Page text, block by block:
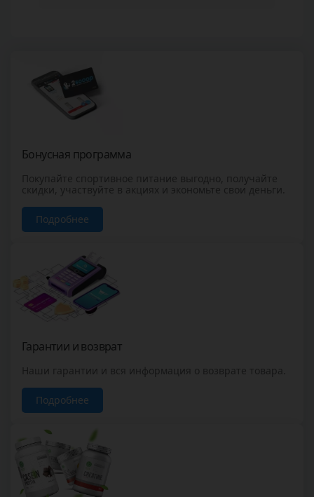
Бонусная программа
Покупайте спортивное питание выгодно, получайте
скидки, участвуйте в акциях и экономьте свои деньги.
Подробнее
Гарантии и возврат
Наши гарантии и вся информация о возврате товара.
Подробнее